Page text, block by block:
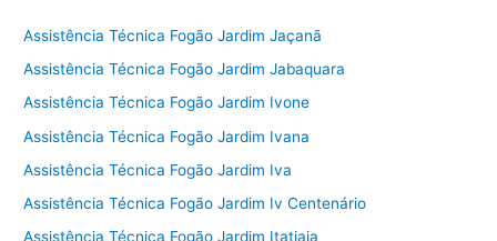
Assistência Técnica Fogão Jardim Jaçanã
Assistência Técnica Fogão Jardim Jabaquara
Assistência Técnica Fogão Jardim Ivone
Assistência Técnica Fogão Jardim Ivana
Assistência Técnica Fogão Jardim Iva
Assistência Técnica Fogão Jardim Iv Centenário
Assistência Técnica Fogão Jardim Itatiaia